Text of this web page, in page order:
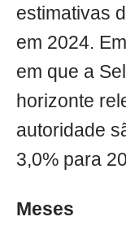
estimativas
em 2024.
em que a
horizonte
autoridade
3,0% para
Meses